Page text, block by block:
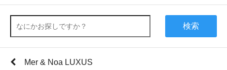
検索
Mer & Noa LUXUS